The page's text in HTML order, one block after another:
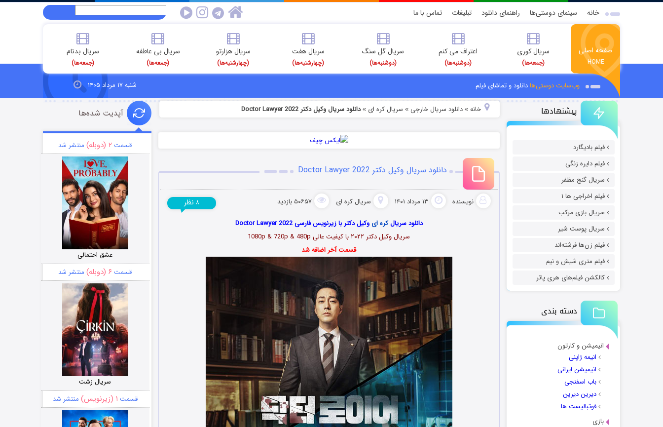
خانه سینمای دوستی‌ها راهنمای دانلود تبلیغات تماس با ما
صفحه اصلی
HOME
سریال کوری
(جمعه‌ها)
اعتراف می کنم
(دوشنبه‌ها)
سریال گل سنگ
(دوشنبه‌ها)
سریال هفت
(چهارشنبه‌ها)
سریال هزارتو
(چهارشنبه‌ها)
سریال بی عاطفه
(جمعه‌ها)
سریال بدنام
(جمعه‌ها)
وب‌سایت دوستی‌هادانلود و تماشای فیلم شنبه ۱۷ مرداد ۱۴۰۵
پیشنهادها
فیلم بادیگارد
فیلم دایره زنگی
سریال گنج مظفر
فیلم اخراجی ها ۱
سریال بازی مرکب
سریال پوست شیر
فیلم زن‌ها فرشته‌اند
فیلم متری شیش و نیم
کالکشن فیلم‌های هری پاتر
دسته بندی
انیمیشن و کارتون
انیمه ژاپنی
انیمیشن ایرانی
باب اسفنجی
دیرین دیرین
فوتبالیست ها
بازی
خانه» دانلود سریال خارجی » سریال کره ای »دانلود سریال وکیل دکتر Doctor Lawyer 2022
دانلود سریال وکیل دکتر Doctor Lawyer 2022
نویسنده ۱۳ مرداد ۱۴۰۱ سریال کره ای ۵۰۶۵۷ بازدید ۸ نظر
دانلود سریالکره ای وکیل دکتر با زیرنویس فارسی Doctor Lawyer 2022
سریال وکیل دکتر ۲۰۲۲ با کیفیت عالی 1080p & 720p & 480p
قسمت آخر اضافه شد
آپدیت شده‌ها
قسمت ۲ (دوبله) منتشر شد
عشق احتمالی
قسمت ۶ (دوبله) منتشر شد
سریال زشت
قسمت ۱ (زیرنویس) منتشر شد